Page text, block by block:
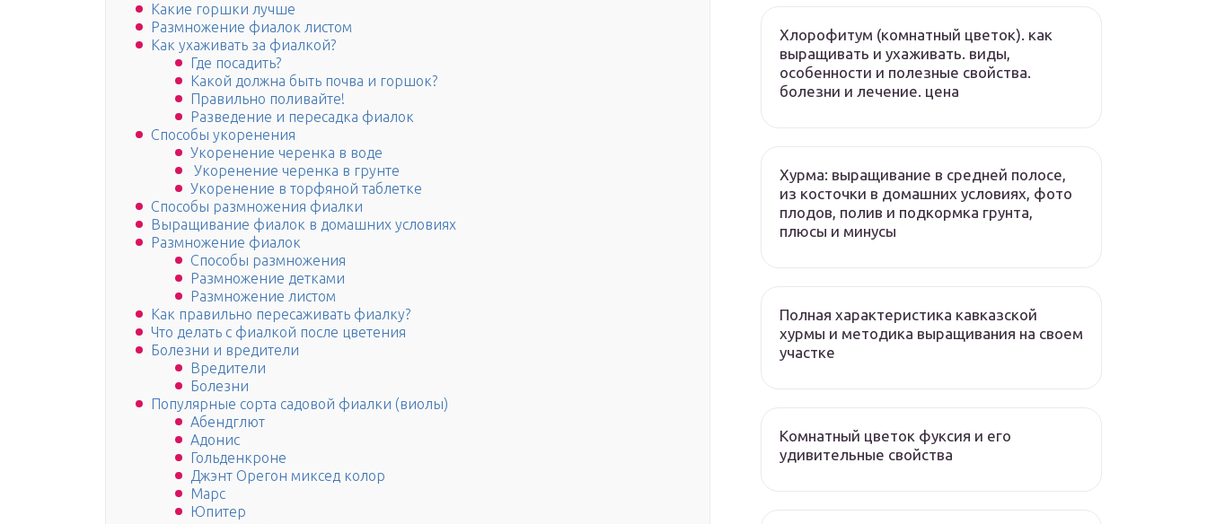
Какие горшки лучше
Размножение фиалок листом
Как ухаживать за фиалкой?
Где посадить?
Какой должна быть почва и горшок?
Правильно поливайте!
Разведение и пересадка фиалок
Способы укоренения
Укоренение черенка в воде
Укоренение черенка в грунте
Укоренение в торфяной таблетке
Способы размножения фиалки
Выращивание фиалок в домашних условиях
Размножение фиалок
Способы размножения
Размножение детками
Размножение листом
Как правильно пересаживать фиалку?
Что делать с фиалкой после цветения
Болезни и вредители
Вредители
Болезни
Популярные сорта садовой фиалки (виолы)
Абендглют
Адонис
Гольденкроне
Джэнт Орегон миксед колор
Марс
Юпитер
Хлорофитум (комнатный цветок). как
выращивать и ухаживать. виды,
особенности и полезные свойства.
болезни и лечение. цена
Хурма: выращивание в средней полосе,
из косточки в домашних условиях, фото
плодов, полив и подкормка грунта,
плюсы и минусы
Полная характеристика кавказской
хурмы и методика выращивания на своем
участке
Комнатный цветок фуксия и его
удивительные свойства